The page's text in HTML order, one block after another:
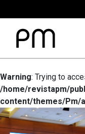
Warning: Trying to
/home/revistapm/
content/themes/Pm/